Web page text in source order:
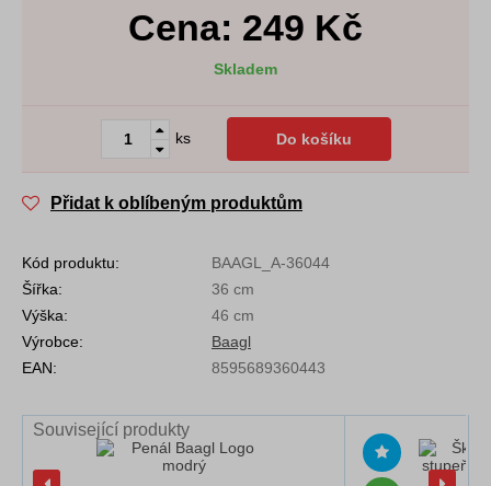
Cena: 249 Kč
Skladem
ks Do košíku
Přidat k oblíbeným produktům
Kód produktu:
BAAGL_A-36044
Šířka:
36 cm
Výška:
46 cm
Výrobce:
Baagl
EAN:
8595689360443
Související produkty